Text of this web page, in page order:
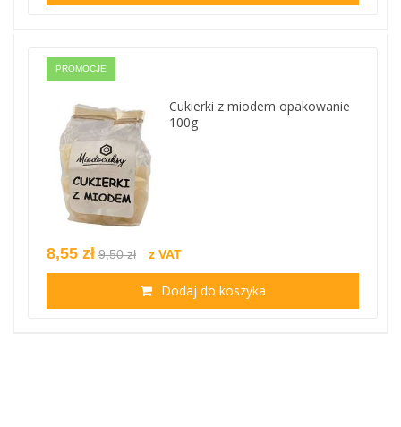
PROMOCJE
Cukierki z miodem opakowanie
100g
8,55 zł 9,50 zł z VAT
Dodaj do koszyka